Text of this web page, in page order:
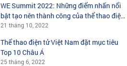
WE Summit 2022: Những điểm nhấn nổi
bật tạo nên thành công của thể thao điện
tử Châu Á?
21 tháng 10, 2022
Thể thao điện tử Việt Nam đặt mục tiêu
Top 10 Châu Á
25 tháng 6, 2022